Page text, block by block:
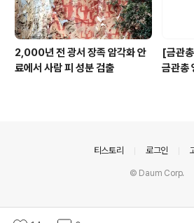
2,000년 전 광서 장족 암각화 안
료에서 사람 피 성분 검출
[금관
금관총
티스토리 로그인
© Daum Corp.